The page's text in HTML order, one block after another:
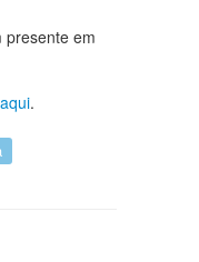
presente em
aqui.